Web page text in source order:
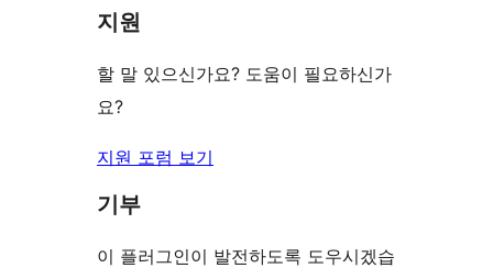
기
후
지원
할 말 있으신가요? 도움이 필요하신가
요?
지원 포럼 보기
기부
이 플러그인이 발전하도록 도우시겠습